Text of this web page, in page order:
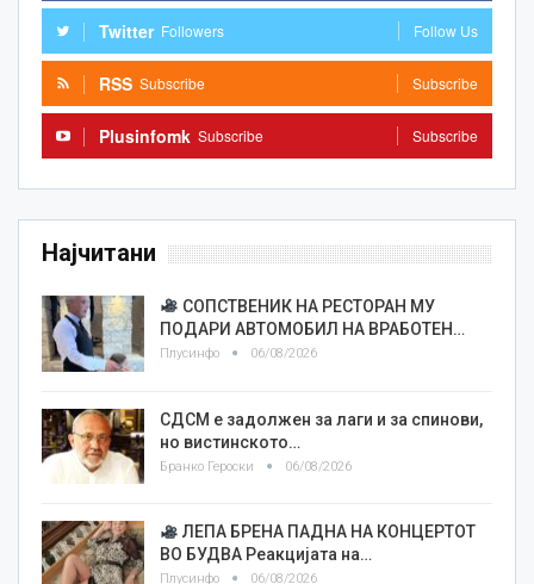
Twitter Followers Follow Us
RSS Subscribe Subscribe
Plusinfomk Subscribe Subscribe
Најчитани
СОПСТВЕНИК НА РЕСТОРАН МУ
ПОДАРИ АВТОМОБИЛ НА ВРАБОТЕН…
Плусинфо 06/08/2026
СДСМ е задолжен за лаги и за спинови,
но вистинското…
Бранко Героски 06/08/2026
ЛЕПА БРЕНА ПАДНА НА КОНЦЕРТОТ
ВО БУДВА Реакцијата на…
Плусинфо 06/08/2026